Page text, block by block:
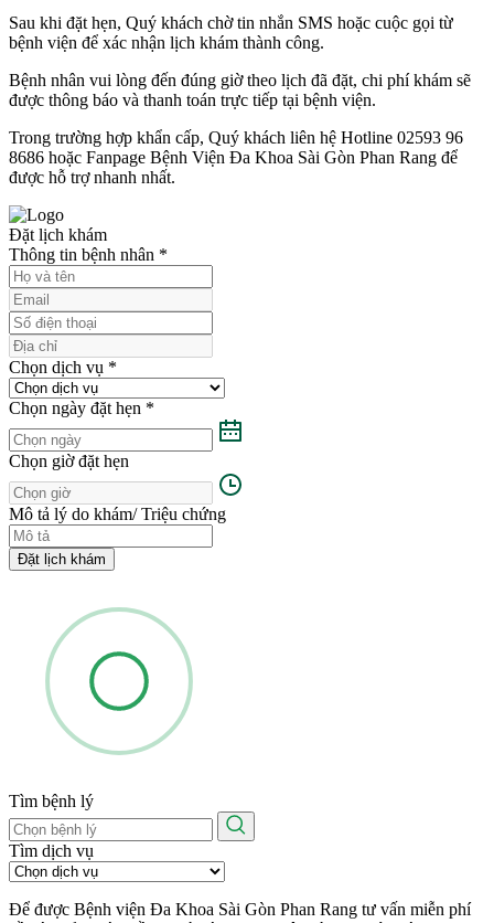
Sau khi đặt hẹn, Quý khách chờ tin nhắn SMS hoặc cuộc gọi từ
bệnh viện để xác nhận lịch khám thành công.
Bệnh nhân vui lòng đến đúng giờ theo lịch đã đặt, chi phí khám sẽ
được thông báo và thanh toán trực tiếp tại bệnh viện.
Trong trường hợp khẩn cấp, Quý khách liên hệ Hotline 02593 96
8686 hoặc Fanpage Bệnh Viện Đa Khoa Sài Gòn Phan Rang để
được hỗ trợ nhanh nhất.
Đặt lịch khám
Thông tin bệnh nhân *
Chọn dịch vụ *
Chọn ngày đặt hẹn *
Chọn giờ đặt hẹn
Mô tả lý do khám/ Triệu chứng
Đặt lịch khám
Tìm bệnh lý
Tìm dịch vụ
Để được Bệnh viện Đa Khoa Sài Gòn Phan Rang tư vấn miễn phí